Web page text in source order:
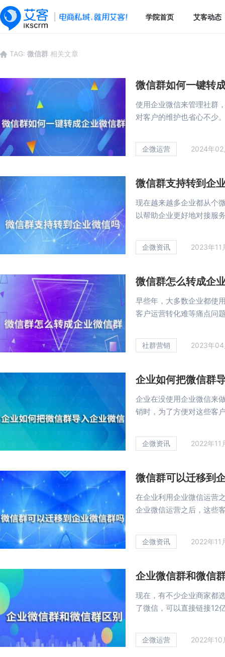
学院首页 艾客动态
TAG: 微信群 相关文章
微信群如何一键转
使用企业微信来管理社群
对客户的维护也省心不少
企微运营 2024年
微信群支持转到企
现在越来越多企业都从个
以帮助企业更好地对接服
企微资讯 2023年
微信群怎么转成企
早些年，大多数企业都使
客户运营转化难等痛点问
社群营销 2023年
企业如何把微信群
企业在没使用企业微信来
销时，为了方便对这些客
企微资讯 2022年
微信群可以迁移到
在企业利用企业微信运营
企业微信运营之后，这些
企微资讯 2022年
企业微信群和微信
现在，有不少企业商家都
了微信，可以直接链接12
企微运营 2022年10